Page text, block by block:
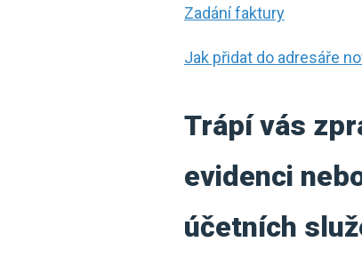
Zadání faktury
Jak přidat do adresáře
Trápí vás
evidenci
účetních